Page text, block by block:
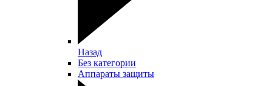
Назад
Без категории
Аппараты защиты